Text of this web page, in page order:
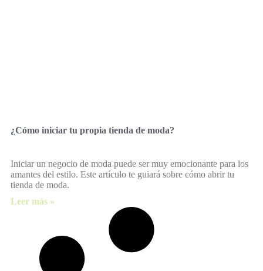
¿Cómo iniciar tu propia tienda de moda?
Iniciar un negocio de moda puede ser muy emocionante para los
amantes del estilo. Este artículo te guiará sobre cómo abrir tu
tienda de moda.
Leer más »